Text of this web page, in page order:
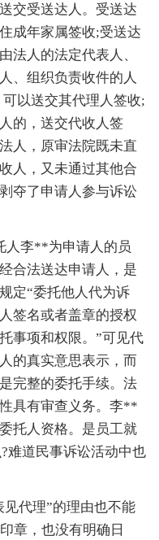
交受送达人。受送达
成年家属签收;受送达
法人的法定代表人、
、组织负责收件的人
以送交其代理人签收;
的，送交代收人签
人，原审法院既未直
人，又未通过其他合
夺了申请人参与诉讼
李**为申请人的员
合法送达申请人，是
定“委托他人代为诉
签名或者盖章的授权
事项和权限。”可见代
的真实意思表示，而
完整的委托手续。法
具有审查义务。李**
托人资格。是员工就
难道民事诉讼活动中也
代理”的理由也不能
章，也没有明确日